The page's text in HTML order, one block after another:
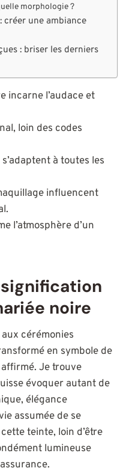
morphologie ?
créer une ambiance
: briser les derniers
incarne l’audace et
loin des codes
à toutes les
influencent
l’atmosphère d’un
noire
cérémonies
en symbole de
Je trouve
évoquer autant de
élégance
assumée de se
teinte, loin d’être
lumineuse